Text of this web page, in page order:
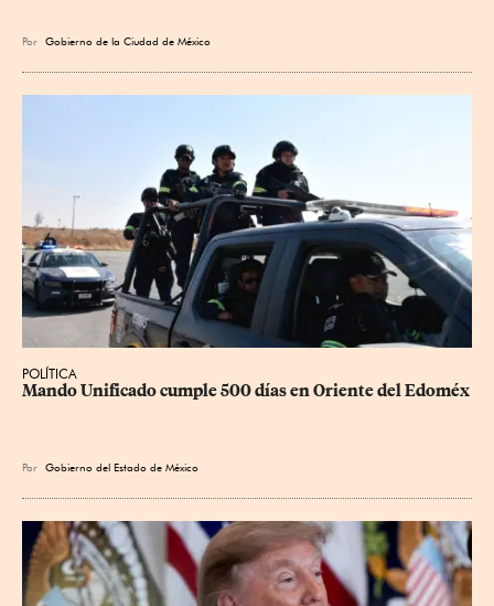
Por Gobierno de la Ciudad de México
POLÍTICA
Mando Unificado cumple 500 días en Oriente del Edoméx
Por Gobierno del Estado de México